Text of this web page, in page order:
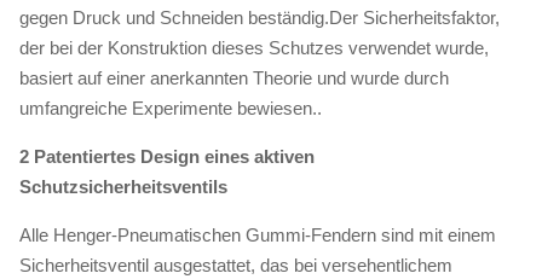
gegen Druck und Schneiden beständig.Der Sicherheitsfaktor,
der bei der Konstruktion dieses Schutzes verwendet wurde,
basiert auf einer anerkannten Theorie und wurde durch
umfangreiche Experimente bewiesen..
2 Patentiertes Design eines aktiven
Schutzsicherheitsventils
Alle Henger-Pneumatischen Gummi-Fendern sind mit einem
Sicherheitsventil ausgestattet, das bei versehentlichem